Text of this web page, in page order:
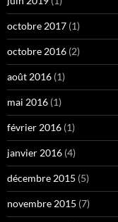
octobre 2017 (1)
octobre 2016 (2)
août 2016 (1)
mai 2016 (1)
février 2016 (1)
janvier 2016 (4)
décembre 2015 (5)
novembre 2015 (7)